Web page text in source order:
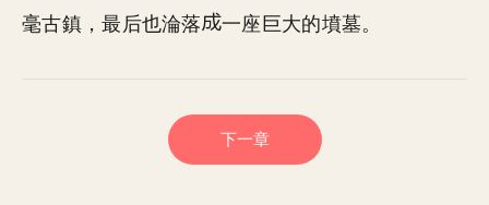
毫古鎮，最后也淪落
一座巨大的墳墓。
下一章